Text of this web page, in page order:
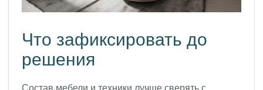
Что зафиксировать до
решения
Состав мебели и техники лучше сверять с